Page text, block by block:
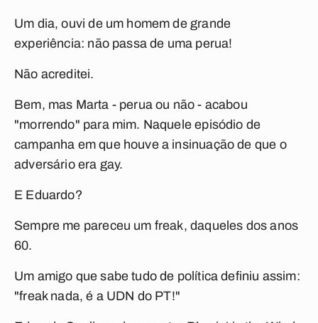
Um dia, ouvi de um homem de grande
experiência: não passa de uma perua!
Não acreditei.
Bem, mas Marta - perua ou não - acabou
"morrendo" para mim. Naquele episódio de
campanha em que houve a insinuação de que o
adversário era gay.
E Eduardo?
Sempre me pareceu um freak, daqueles dos anos
60.
Um amigo que sabe tudo de política definiu assim:
"freak nada, é a UDN do PT!"